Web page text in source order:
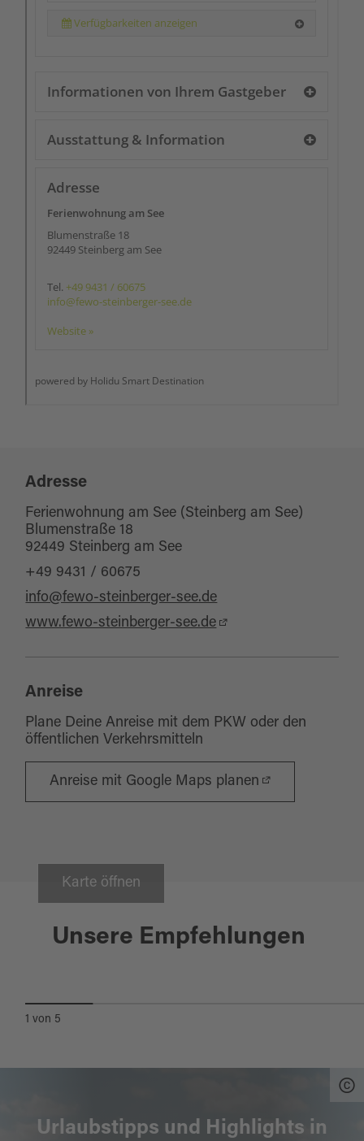
Adresse
Ferienwohnung am See (Steinberg am See)
Blumenstraße 18
92449 Steinberg am See
+49 9431 / 60675
info@fewo-steinberger-see.de
www.fewo-steinberger-see.de
Anreise
Plane Deine Anreise mit dem PKW oder den
öffentlichen Verkehrsmitteln
Anreise mit Google Maps planen
Karte öffnen
Unsere Empfehlungen
Wackersdorf
1 von 5
Urlaubstipps und Highlights in